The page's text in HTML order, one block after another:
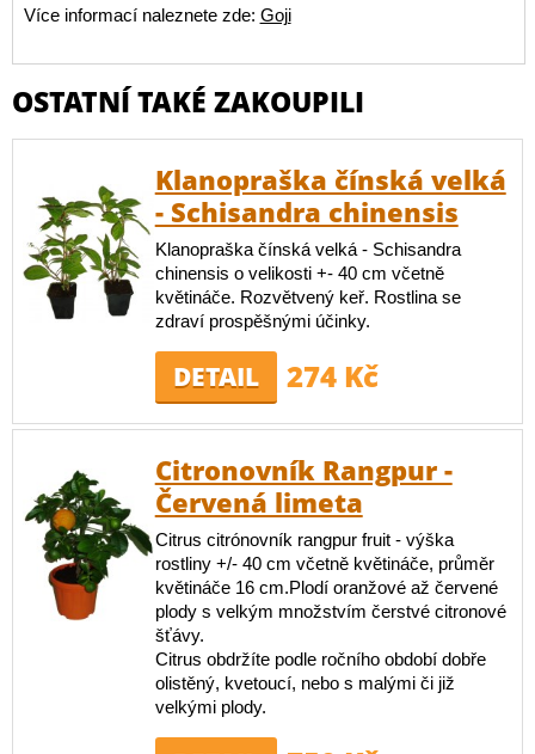
Více informací naleznete zde: Goji
OSTATNÍ TAKÉ ZAKOUPILI
Klanopraška čínská velká
- Schisandra chinensis
Klanopraška čínská velká - Schisandra
chinensis o velikosti +- 40 cm včetně
květináče. Rozvětvený keř. Rostlina se
zdraví prospěšnými účinky.
DETAIL 274 Kč
Citronovník Rangpur -
Červená limeta
Citrus citrónovník rangpur fruit - výška
rostliny +/- 40 cm včetně květináče, průměr
květináče 16 cm.Plodí oranžové až červené
plody s velkým množstvím čerstvé citronové
šťávy.
Citrus obdržíte podle ročního období dobře
olistěný, kvetoucí, nebo s malými či již
velkými plody.